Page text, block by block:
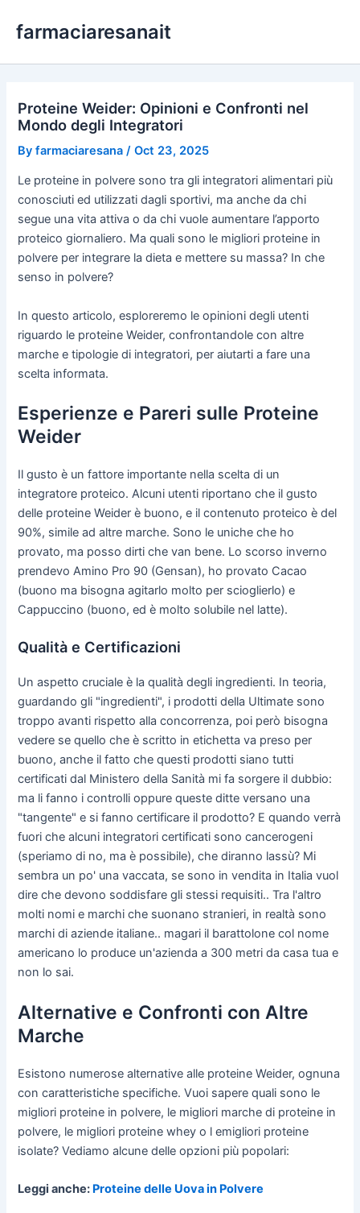
farmaciaresanait
Proteine Weider: Opinioni e Confronti nel
Mondo degli Integratori
Byfarmaciaresana /Oct 23, 2025
Le proteine in polvere sono tra gli integratori alimentari più
conosciuti ed utilizzati dagli sportivi, ma anche da chi
segue una vita attiva o da chi vuole aumentare l’apporto
proteico giornaliero. Ma quali sono le migliori proteine in
polvere per integrare la dieta e mettere su massa? In che
senso in polvere?
In questo articolo, esploreremo le opinioni degli utenti
riguardo le proteine Weider, confrontandole con altre
marche e tipologie di integratori, per aiutarti a fare una
scelta informata.
Esperienze e Pareri sulle Proteine
Weider
Il gusto è un fattore importante nella scelta di un
integratore proteico. Alcuni utenti riportano che il gusto
delle proteine Weider è buono, e il contenuto proteico è del
90%, simile ad altre marche. Sono le uniche che ho
provato, ma posso dirti che van bene. Lo scorso inverno
prendevo Amino Pro 90 (Gensan), ho provato Cacao
(buono ma bisogna agitarlo molto per scioglierlo) e
Cappuccino (buono, ed è molto solubile nel latte).
Qualità e Certificazioni
Un aspetto cruciale è la qualità degli ingredienti. In teoria,
guardando gli "ingredienti", i prodotti della Ultimate sono
troppo avanti rispetto alla concorrenza, poi però bisogna
vedere se quello che è scritto in etichetta va preso per
buono, anche il fatto che questi prodotti siano tutti
certificati dal Ministero della Sanità mi fa sorgere il dubbio:
ma li fanno i controlli oppure queste ditte versano una
"tangente" e si fanno certificare il prodotto? E quando verrà
fuori che alcuni integratori certificati sono cancerogeni
(speriamo di no, ma è possibile), che diranno lassù? Mi
sembra un po' una vaccata, se sono in vendita in Italia vuol
dire che devono soddisfare gli stessi requisiti.. Tra l'altro
molti nomi e marchi che suonano stranieri, in realtà sono
marchi di aziende italiane.. magari il barattolone col nome
americano lo produce un'azienda a 300 metri da casa tua e
non lo sai.
Alternative e Confronti con Altre
Marche
Esistono numerose alternative alle proteine Weider, ognuna
con caratteristiche specifiche. Vuoi sapere quali sono le
migliori proteine in polvere, le migliori marche di proteine in
polvere, le migliori proteine whey o l emigliori proteine
isolate? Vediamo alcune delle opzioni più popolari:
Leggi anche: Proteine delle Uova in Polvere